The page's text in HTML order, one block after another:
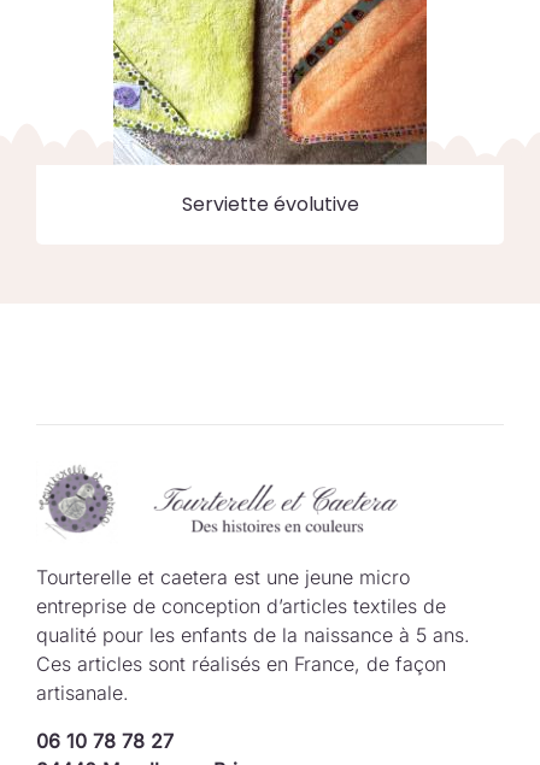
Serviette évolutive
Tourterelle et caetera est une jeune micro
entreprise de conception d’articles textiles de
qualité pour les enfants de la naissance à 5 ans.
Ces articles sont réalisés en France, de façon
artisanale.
06 10 78 78 27